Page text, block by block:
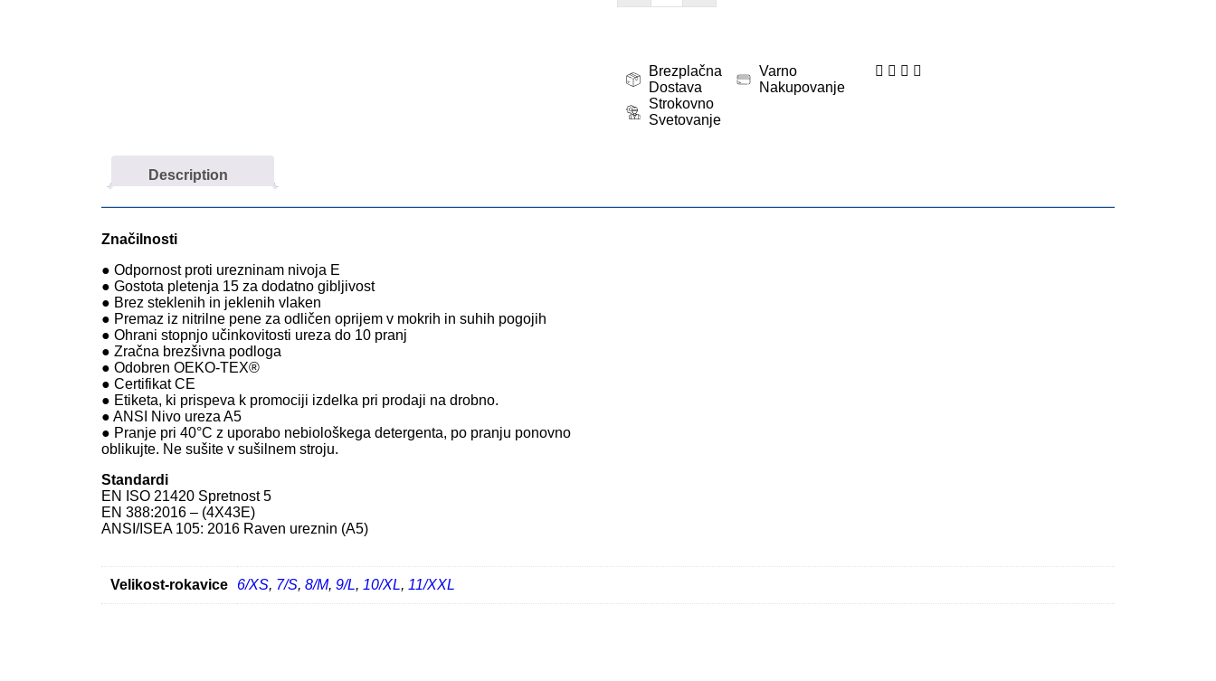
Brezplačna
Dostava
Varno
Nakupovanje
Strokovno
Svetovanje
Description
Značilnosti
● Odpornost proti urezninam nivoja E
● Gostota pletenja 15 za dodatno gibljivost
● Brez steklenih in jeklenih vlaken
● Premaz iz nitrilne pene za odličen oprijem v mokrih in suhih pogojih
● Ohrani stopnjo učinkovitosti ureza do 10 pranj
● Zračna brezšivna podloga
● Odobren OEKO-TEX®
● Certifikat CE
● Etiketa, ki prispeva k promociji izdelka pri prodaji na drobno.
● ANSI Nivo ureza A5
● Pranje pri 40°C z uporabo nebiološkega detergenta, po pranju ponovno
oblikujte. Ne sušite v sušilnem stroju.
Standardi
EN ISO 21420 Spretnost 5
EN 388:2016 – (4X43E)
ANSI/ISEA 105: 2016 Raven ureznin (A5)
Velikost-rokavice 6/XS, 7/S, 8/M, 9/L, 10/XL, 11/XXL